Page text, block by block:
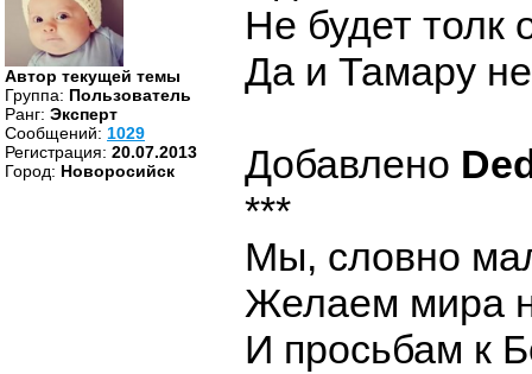
Автор текущей темы
Группа: Пользователь
Ранг: Эксперт
Cообщений: 1029
Регистрация: 20.07.2013
Город: Новоросийск
Не будет толк
Да и Тамару
Добавлено
***
Мы, словно
Желаем мира
И просьбам к